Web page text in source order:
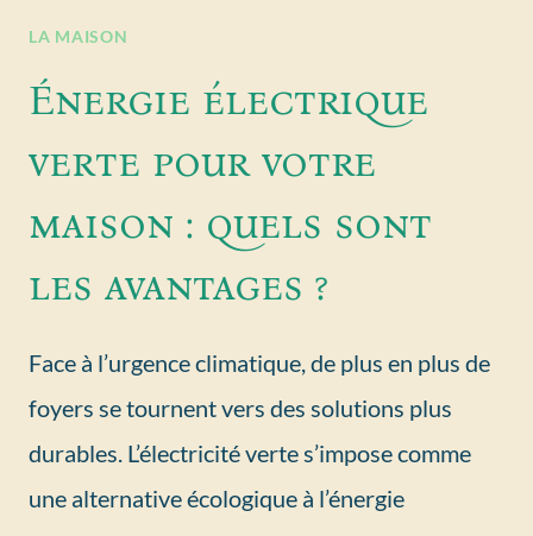
LA MAISON
Énergie électrique
verte pour votre
maison : quels sont
les avantages ?
Face à l’urgence climatique, de plus en plus de
foyers se tournent vers des solutions plus
durables. L’électricité verte s’impose comme
une alternative écologique à l’énergie